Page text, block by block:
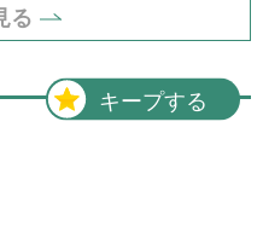
る
キープする